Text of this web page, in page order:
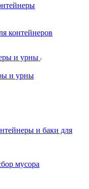
контейнеров
и урны
и урны
и баки для
мусора